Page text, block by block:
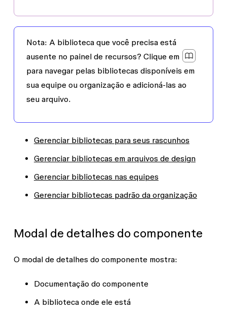
Nota: A biblioteca que você precisa está
ausente no painel de recursos? Clique em
para navegar pelas bibliotecas disponíveis em
sua equipe ou organização e adicioná-las ao
seu arquivo.
Gerenciar bibliotecas para seus rascunhos
Gerenciar bibliotecas em arquivos de design
Gerenciar bibliotecas nas equipes
Gerenciar bibliotecas padrão da organização
Modal de detalhes do componente
O modal de detalhes do componente mostra:
Documentação do componente
A biblioteca onde ele está